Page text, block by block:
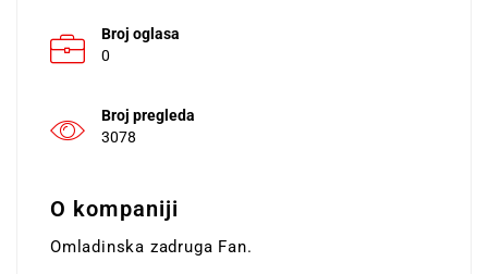
Broj oglasa
0
Broj pregleda
3078
O kompaniji
Omladinska zadruga Fan.